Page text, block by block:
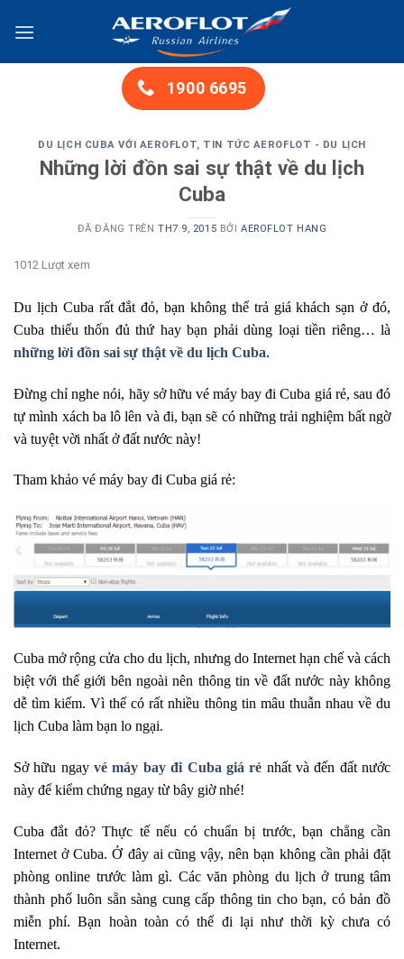
đến
1900 6695
DU LỊCH CUBA VỚI AEROFLOT, TIN TỨC AEROFLOT - DU LỊCH
Những lời đồn sai sự thật về du lịch
Cuba
ĐÃ ĐĂNG TRÊN TH7 9, 2015 BỞI AEROFLOT HANG
1012 Lượt xem
Du lịch Cuba rất đắt đỏ, bạn không thể trả giá khách sạn ở đó,
Cuba thiếu thốn đủ thứ hay bạn phải dùng loại tiền riêng… là
những lời đồn sai sự thật về du lịch Cuba.
Đừng chỉ nghe nói, hãy sở hữu vé máy bay đi Cuba giá rẻ, sau đó
tự mình xách ba lô lên và đi, bạn sẽ có những trải nghiệm bất ngờ
và tuyệt vời nhất ở đất nước này!
Tham khảo vé máy bay đi Cuba giá rẻ:
Cuba mở rộng cửa cho du lịch, nhưng do Internet hạn chế và cách
biệt với thế giới bên ngoài nên thông tin về đất nước này không
dễ tìm kiếm. Vì thế có rất nhiều thông tin mâu thuẫn nhau về du
lịch Cuba làm bạn lo ngại.
Sở hữu ngayvé máy bay đi Cuba giá rẻ nhất và đến đất nước
này để kiểm chứng ngay từ bây giờ nhé!
Cuba đắt đỏ? Thực tế nếu có chuẩn bị trước, bạn chẳng cần
Internet ở Cuba. Ở đây ai cũng vậy, nên bạn không cần phải đặt
phòng online trước làm gì. Các văn phòng du lịch ở trung tâm
thành phố luôn sẵn sàng cung cấp thông tin cho bạn, có bản đồ
miễn phí. Bạn hoàn toàn có thể đi lại như thời kỳ chưa có
Internet.